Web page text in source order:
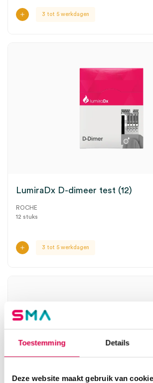
Toestemming Details
Deze website maakt gebruik van
3 tot 5 werkdagen
LumiraDx D-dimeer test (12)
ROCHE
12 stuks
3 tot 5 werkdagen